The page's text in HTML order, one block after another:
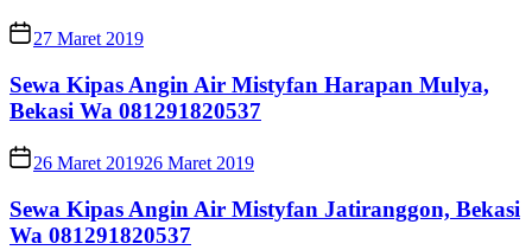
27 Maret 2019
Sewa Kipas Angin Air Mistyfan Harapan Mulya,
Bekasi Wa 081291820537
26 Maret 201926 Maret 2019
Sewa Kipas Angin Air Mistyfan Jatiranggon, Bekasi
Wa 081291820537